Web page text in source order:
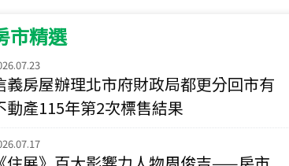
115
新北市永和區環河西路二段
115年07月 成交
央央 5,800萬
市精選
義房屋辦理北市府財政局都更分回市有
動產115年第2次標售結果